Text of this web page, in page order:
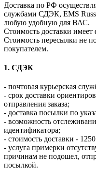
Доставка по РФ
службами СДЭК, EMS
любую удобную для ВАС.
Стоимость доставки
Стоимость пересылки не
покупателем.
1. СДЭК
- почтовая курьерская
- срок доставки
отправления заказа;
- доставка посылки по
- возможность
идентификатора;
- стоимость доставки -
- услуга примерки
причинам не подошел,
посылкой.